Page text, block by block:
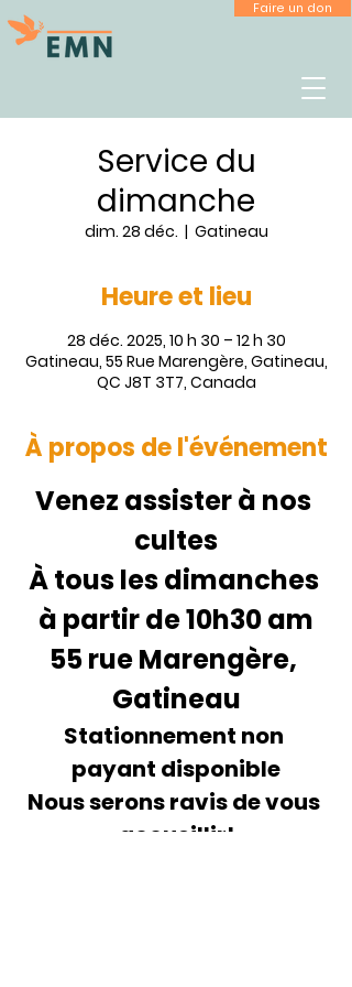
Faire un don
Service du
dimanche
dim. 28 déc.
  |
Gatineau
Heure et lieu
28 déc. 2025, 10 h 30 – 12 h 30
Gatineau, 55 Rue Marengère, Gatineau,
QC J8T 3T7, Canada
À propos de l'événement
Venez assister à nos
cultes
À tous les dimanches
à partir de 10h30 am
55 rue Marengère,
Gatineau
Stationnement non
payant disponible
Nous serons ravis de vous
accueillir!